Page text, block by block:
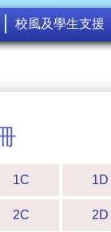
校風及學生支援
1C 1D
2C 2D